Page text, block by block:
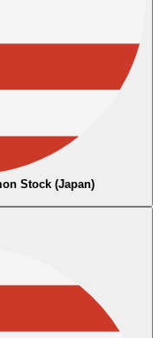
Stock (Japan)